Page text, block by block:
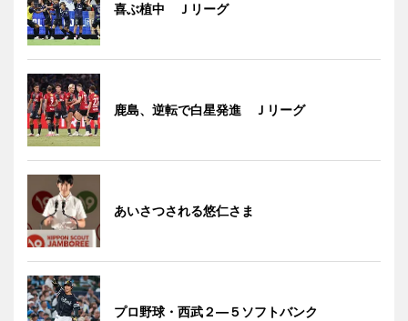
喜ぶ植中 Ｊリーグ
鹿島、逆転で白星発進 Ｊリーグ
あいさつされる悠仁さま
プロ野球・西武２―５ソフトバンク